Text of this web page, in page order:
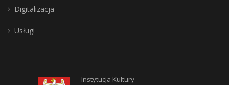
Digitalizacja
Usługi
Instytucja Kultury